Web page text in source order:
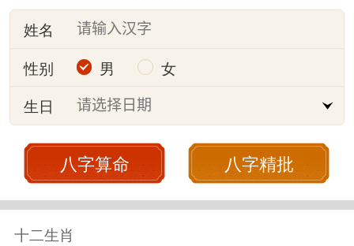
姓名
性别
男
女
生日
八字算命 八字精批
十二生肖